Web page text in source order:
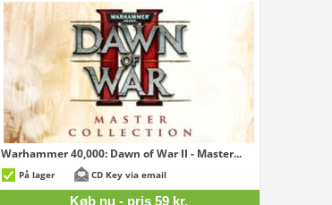
Warhammer 40,000: Dawn of War II - Master...
På lager CD Key via email
Køb nu - pris 59 kr.